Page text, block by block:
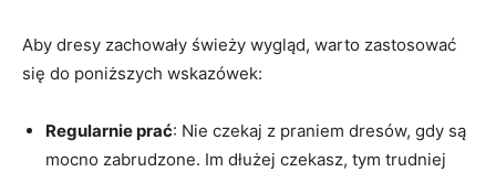
Aby dresy zachowały świeży wygląd,‌ warto zastosować
się do poniższych wskazówek:
Regularnie prać: Nie czekaj z praniem dresów, gdy są
mocno zabrudzone. Im dłużej czekasz, tym trudniej